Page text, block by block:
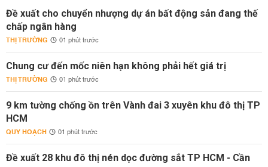
Đề xuất cho chuyển nhượng dự án bất động sản đang thế
chấp ngân hàng
THỊ TRƯỜNG 01 phút trước
Chung cư đến mốc niên hạn không phải hết giá trị
THỊ TRƯỜNG 01 phút trước
9 km tường chống ồn trên Vành đai 3 xuyên khu đô thị TP
HCM
QUY HOẠCH 01 phút trước
Đề xuất 28 khu đô thị nén dọc đường sắt TP HCM - Cần